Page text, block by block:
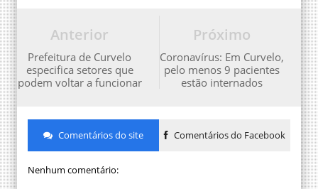
Próximo
Coronavírus: Em Curvelo,
pelo menos 9 pacientes
estão internados
Anterior
Prefeitura de Curvelo
especifica setores que
podem voltar a funcionar
Comentários do site Comentários do Facebook
Nenhum comentário: